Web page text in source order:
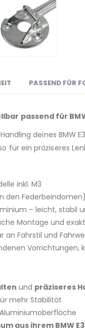
PASSEND FÜR
passend für
deines BMW
für ein präziseres
inkl. M3
den Federbeindomen)
– leicht, stabil
Montage und
an Fahrstil und
Vorrichtungen,
und präziseres
mehr Stabilität
aus ihrem BMW